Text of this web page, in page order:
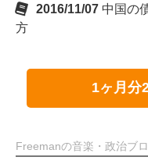
2016/11/07 中国の
方
1ヶ月分
Freemanの音楽・政治ブ